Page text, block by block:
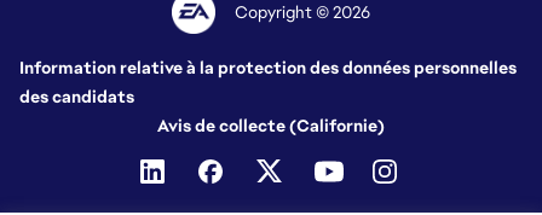
Copyright © 2026
Information relative à la protection des données personnelles
des candidats
Avis de collecte (Californie)